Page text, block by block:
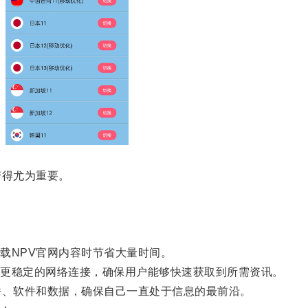
尤为重要。
官网内容时节省大量时间。
定的网络连接，确保用户能够快速获取到所需资讯。
件和数据，确保自己一直处于信息的最前沿。